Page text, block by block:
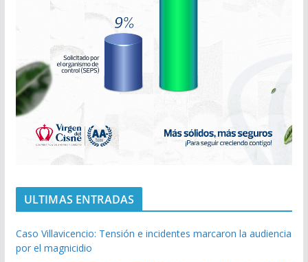
ULTIMAS ENTRADAS
Caso Villavicencio: Tensión e incidentes marcaron la audiencia
por el magnicidio